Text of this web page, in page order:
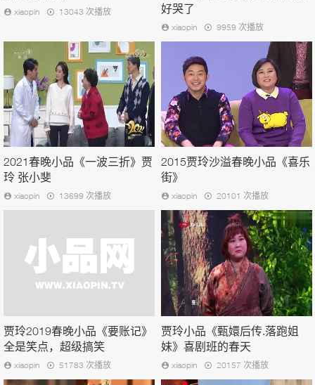
xiaopin 13043 次播放
好哭了
xiaopin 9959 次播放
2021春晚小品《一波三折》贾
玲 张小斐
xiaopin 13699 次播放
2015贾玲沙溢春晚小品《喜乐
街》
xiaopin 20101 次播放
贾玲2019春晚小品《要账记》
全是笑点，超级搞笑
xiaopin 51783 次播放
贾玲小品《甄嬛后传.落跑姐
妹》喜剧班的春天
xiaopin 20157 次播放